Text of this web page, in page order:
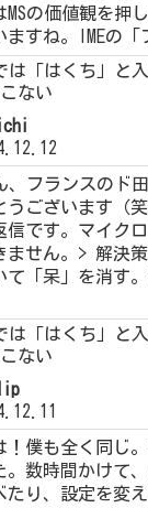
MSの価値観を押
ますね。IMEの
は「はくち」と
ない
フランスのド
うございます（
信です。マイク
ません。> 解決
て「呆」を消す
は「はくち」と
ない
！僕も全く同じ
。数時間かけて
たり、設定を変